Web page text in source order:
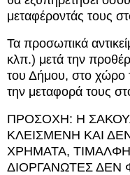
μεταφέροντάς τους
Τα προσωπικά
κλπ.) μετά την
του Δήμου, στο χώρο
την μεταφορά τους
ΠΡΟΣΟΧΗ: Η
ΚΛΕΙΣΜΕΝΗ ΚΑΙ
ΧΡΗΜΑΤΑ,
ΔΙΟΡΓΑΝΩΤΕΣ ΔΕΝ